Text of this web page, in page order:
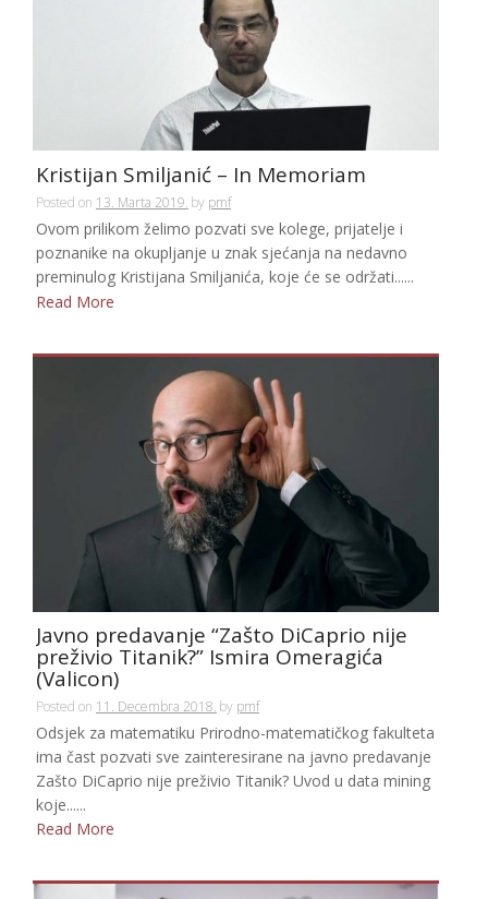
Kristijan Smiljanić – In Memoriam
Posted on 13. Marta 2019. by pmf
Ovom prilikom želimo pozvati sve kolege, prijatelje i
poznanike na okupljanje u znak sjećanja na nedavno
preminulog Kristijana Smiljanića, koje će se održati......
Read More
Javno predavanje “Zašto DiCaprio nije
preživio Titanik?” Ismira Omeragića
(Valicon)
Posted on 11. Decembra 2018. by pmf
Odsjek za matematiku Prirodno-matematičkog fakulteta
ima čast pozvati sve zainteresirane na javno predavanje
Zašto DiCaprio nije preživio Titanik? Uvod u data mining
koje......
Read More